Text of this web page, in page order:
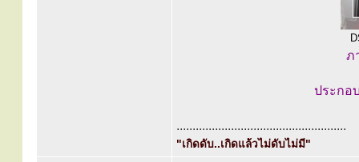
ภ
ประกอ
.....................................................
"เกิดดับ..เกิดแล้วไม่ดับไม่มี"